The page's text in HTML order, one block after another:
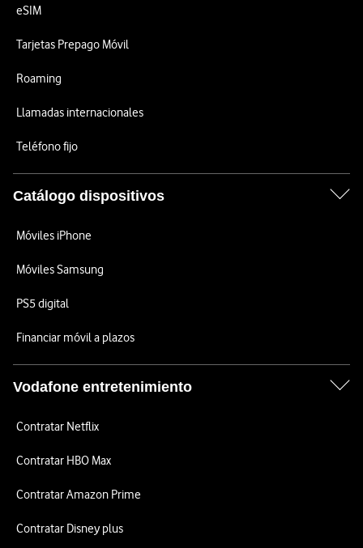
eSIM
Tarjetas Prepago Móvil
Roaming
Llamadas internacionales
Teléfono fijo
Catálogo dispositivos
Móviles iPhone
Móviles Samsung
PS5 digital
Financiar móvil a plazos
Vodafone entretenimiento
Contratar Netflix
Contratar HBO Max
Contratar Amazon Prime
Contratar Disney plus